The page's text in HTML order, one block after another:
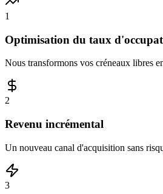
1
Optimisation du taux
Nous transformons vos créneaux libres
2
Revenu incrémental
Un nouveau canal d'acquisition sans
3